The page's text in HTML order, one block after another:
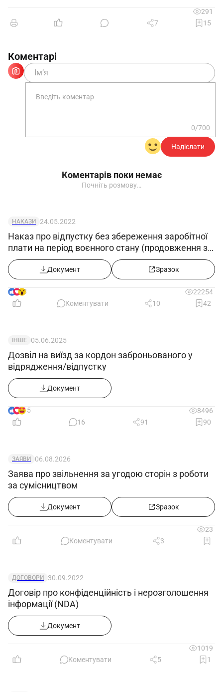
Ідентифікаційний код юридичної особи,
банківські реквізити та місцезнаходження
Додатки: Копія Витягу з ЄДР від __________
_____________
291
7
15
Коментарі
0/700
Надіслати
Коментарів поки немає
Почніть розмову…
НАКАЗИ 24.05.2022
Наказ про відпустку без збереження заробітної
плати на період воєнного стану (продовження з
25.05.2022)
Документ Зразок
8
22254
Коментувати
10 42
ІНШЕ 05.06.2025
Дозвіл на виїзд за кордон заброньованого у
відрядження/відпустку
Документ
15
8496
16
91 90
ЗАЯВИ 06.08.2026
Заява про звільнення за угодою сторін з роботи
за сумісництвом
Документ Зразок
23
Коментувати
3
ДОГОВОРИ 30.09.2022
Договір про конфіденційність і нерозголошення
інформації (NDA)
Документ
1019
Коментувати
5 1